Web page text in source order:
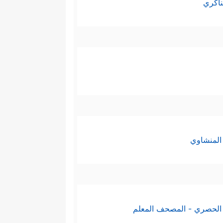
الحصري - المصحف المعلم